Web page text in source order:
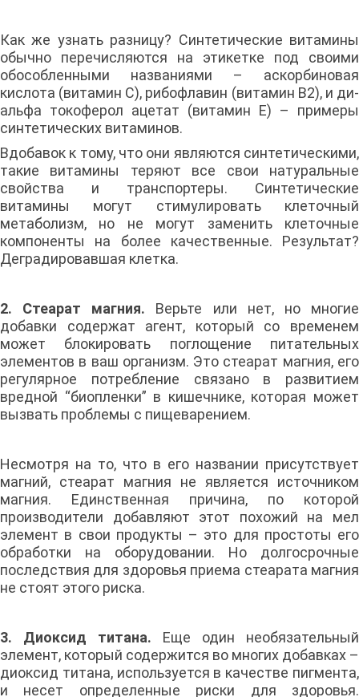
Как же узнать разницу? Синтетические витамины
обычно перечисляются на этикетке под своими
обособленными названиями – аскорбиновая
кислота (витамин С), рибофлавин (витамин В2), и ди-
альфа токоферол ацетат (витамин Е) – примеры
синтетических витаминов.
Вдобавок к тому, что они являются синтетическими,
такие витамины теряют все свои натуральные
свойства и транспортеры. Синтетические
витамины могут стимулировать клеточный
метаболизм, но не могут заменить клеточные
компоненты на более качественные. Результат?
Деградировавшая клетка.
2. Стеарат магния. Верьте или нет, но многие
добавки содержат агент, который со временем
может блокировать поглощение питательных
элементов в ваш организм. Это стеарат магния, его
регулярное потребление связано в развитием
вредной “биопленки” в кишечнике, которая может
вызвать проблемы с пищеварением.
Несмотря на то, что в его названии присутствует
магний, стеарат магния не является источником
магния. Единственная причина, по которой
производители добавляют этот похожий на мел
элемент в свои продукты – это для простоты его
обработки на оборудовании. Но долгосрочные
последствия для здоровья приема стеарата магния
не стоят этого риска.
3. Диоксид титана. Еще один необязательный
элемент, который содержится во многих добавках –
диоксид титана, используется в качестве пигмента,
и несет определенные риски для здоровья.